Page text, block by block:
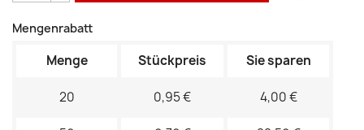
Mengenrabatt
Menge Stückpreis Sie sparen
20 0,95 € 4,00 €